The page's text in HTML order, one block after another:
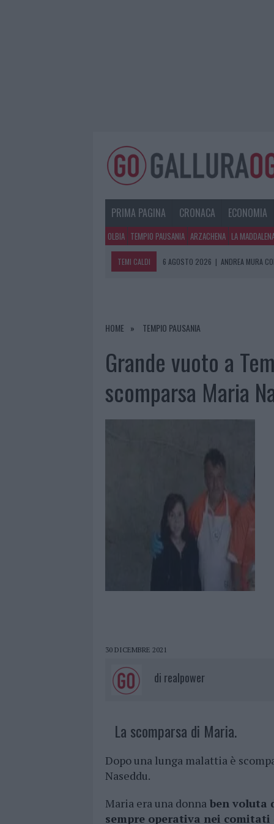
PRIMA PAGINA CRONACA ECONOMIA
OLBIA TEMPIO PAUSANIA ARZACHENA LA
TEMI CALDI 6 AGOSTO 2026 | ANDREA MURA
7 AGOSTO 2026 | MIGLIORI CLINICHE DI ESTETICA
6 AGOSTO 2026
INCENDI, A SAN PASQUALE
HOME TEMPIO PAUSANIA
Grande vuoto a
scomparsa Maria
30 DICEMBRE 2021
di realpower
La scomparsa di Maria.
Dopo una lunga malattia è
Naseddu.
Maria era una donna ben voluta
sempre operativa nei comitati